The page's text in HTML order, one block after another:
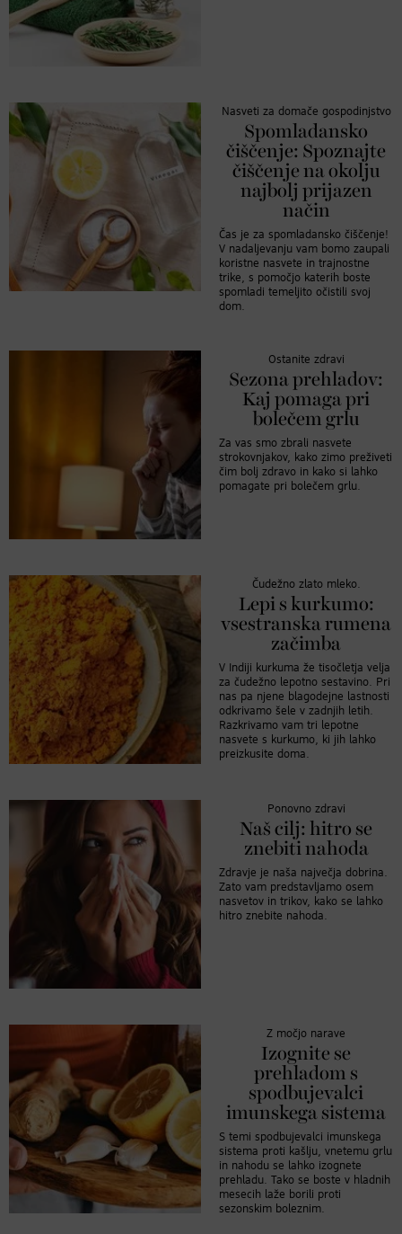
Nasveti za domače gospodinjstvo
Spomladansko
čiščenje: Spoznajte
čiščenje na okolju
najbolj prijazen
način
Čas je za spomladansko čiščenje!
V nadaljevanju vam bomo zaupali
koristne nasvete in trajnostne
trike, s pomočjo katerih boste
spomladi temeljito očistili svoj
dom.
Ostanite zdravi
Sezona prehladov:
Kaj pomaga pri
bolečem grlu
Za vas smo zbrali nasvete
strokovnjakov, kako zimo preživeti
čim bolj zdravo in kako si lahko
pomagate pri bolečem grlu.
Čudežno zlato mleko.
Lepi s kurkumo:
vsestranska rumena
začimba
V Indiji kurkuma že tisočletja velja
za čudežno lepotno sestavino. Pri
nas pa njene blagodejne lastnosti
odkrivamo šele v zadnjih letih.
Razkrivamo vam tri lepotne
nasvete s kurkumo, ki jih lahko
preizkusite doma.
Ponovno zdravi
Naš cilj: hitro se
znebiti nahoda
Zdravje je naša največja dobrina.
Zato vam predstavljamo osem
nasvetov in trikov, kako se lahko
hitro znebite nahoda.
Z močjo narave
Izognite se
prehladom s
spodbujevalci
imunskega sistema
S temi spodbujevalci imunskega
sistema proti kašlju, vnetemu grlu
in nahodu se lahko izognete
prehladu. Tako se boste v hladnih
mesecih laže borili proti
sezonskim boleznim.